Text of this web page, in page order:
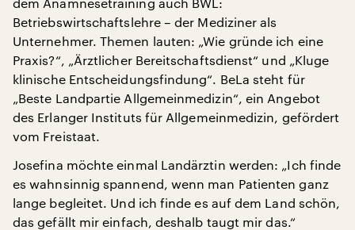
Betriebswirtschaftslehre – der Mediziner als
Unternehmer. Themen lauten: „Wie gründe ich eine
Praxis?“, „Ärztlicher Bereitschaftsdienst“ und „Kluge
klinische Entscheidungsfindung“. BeLa steht für
„Beste Landpartie Allgemeinmedizin“, ein Angebot
des Erlanger Instituts für Allgemeinmedizin, gefördert
vom Freistaat.
Josefina möchte einmal Landärztin werden: „Ich finde
es wahnsinnig spannend, wenn man Patienten ganz
lange begleitet. Und ich finde es auf dem Land schön,
das gefällt mir einfach, deshalb taugt mir das.“